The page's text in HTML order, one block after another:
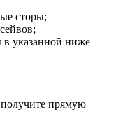
сторы;
в указанной ниже
прямую